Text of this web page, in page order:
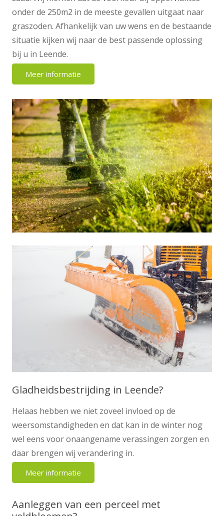
onder de 250m2 in de meeste gevallen uitgaat naar
graszoden. Afhankelijk van uw wens en de bestaande
situatie kijken wij naar de best passende oplossing
bij u in Leende.
Meer informatie
Gladheidsbestrijding in Leende?
Helaas hebben we niet zoveel invloed op de
weersomstandigheden en dat kan in de winter nog
wel eens voor onaangename verassingen zorgen en
daar brengen wij verandering in.
Meer informatie
Aanleggen van een perceel met